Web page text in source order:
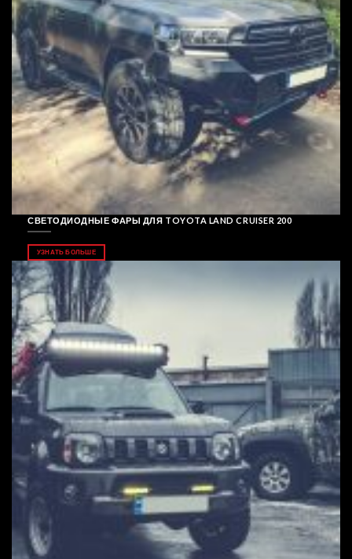
СВЕТОДИОДНЫЕ ФАРЫ ДЛЯ TOYOTA LAND CRUISER 200
УЗНАТЬ БОЛЬШЕ